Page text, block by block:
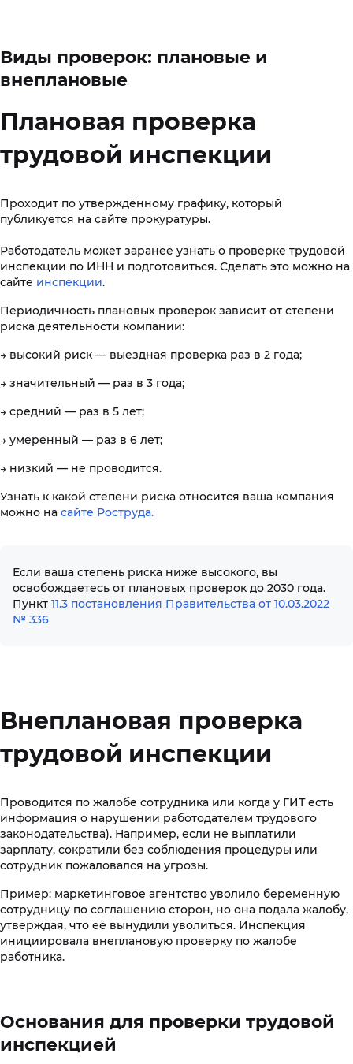
Виды проверок: плановые и
внеплановые
Плановая проверка
трудовой инспекции
Проходит по утверждённому графику, который
публикуется на сайте прокуратуры.
Работодатель может заранее узнать о проверке трудовой
инспекции по ИНН и подготовиться. Сделать это можно на
сайте инспекции.
Периодичность плановых проверок зависит от степени
риска деятельности компании:
→ высокий риск — выездная проверка раз в 2 года;
→ значительный — раз в 3 года;
→ средний — раз в 5 лет;
→ умеренный — раз в 6 лет;
→ низкий — не проводится.
Узнать к какой степени риска относится ваша компания
можно на сайте Роструда.
Если ваша степень риска ниже высокого, вы
освобождаетесь от плановых проверок до 2030 года.
Пункт 11.3 постановления Правительства от 10.03.2022
№ 336
Внеплановая проверка
трудовой инспекции
Проводится по жалобе сотрудника или когда у ГИТ есть
информация о нарушении работодателем трудового
законодательства). Например, если не выплатили
зарплату, сократили без соблюдения процедуры или
сотрудник пожаловался на угрозы.
Пример: маркетинговое агентство уволило беременную
сотрудницу по соглашению сторон, но она подала жалобу,
утверждая, что её вынудили уволиться. Инспекция
инициировала внеплановую проверку по жалобе
работника.
Основания для проверки трудовой
инспекцией